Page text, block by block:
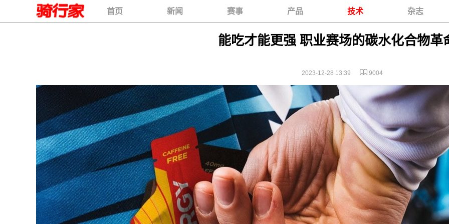
首页 新闻 赛事 产品 技术 杂志
能吃才能更强 职业赛场的碳水化合物革
2023-12-28 13:39 9004